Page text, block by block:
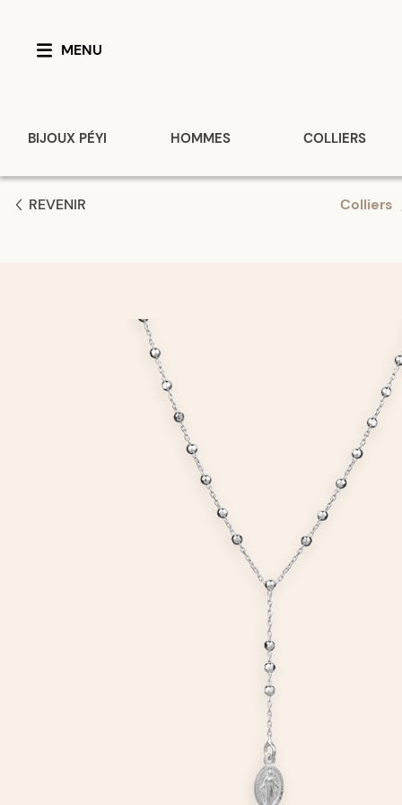
MENU
BIJOUX PÉYI HOMMES COLLIERS
Colliers
REVENIR